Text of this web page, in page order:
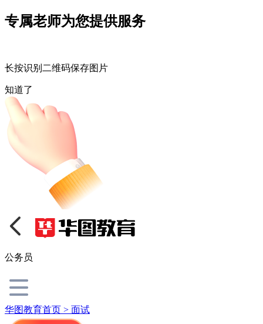
专属老师为您提供服务
长按识别二维码保存图片
知道了
公务员
华图教育首页 > 面试